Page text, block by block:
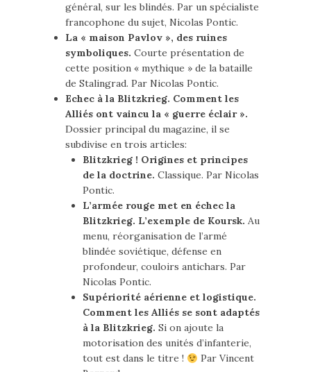
général, sur les blindés. Par un spécialiste
francophone du sujet, Nicolas Pontic.
La « maison Pavlov », des ruines
symboliques. Courte présentation de
cette position « mythique » de la bataille
de Stalingrad. Par Nicolas Pontic.
Echec à la Blitzkrieg. Comment les
Alliés ont vaincu la « guerre éclair ».
Dossier principal du magazine, il se
subdivise en trois articles:
Blitzkrieg ! Origines et principes
de la doctrine. Classique. Par Nicolas
Pontic.
L’armée rouge met en échec la
Blitzkrieg. L’exemple de Koursk. Au
menu, réorganisation de l’armé
blindée soviétique, défense en
profondeur, couloirs antichars. Par
Nicolas Pontic.
Supériorité aérienne et logistique.
Comment les Alliés se sont adaptés
à la Blitzkrieg. Si on ajoute la
motorisation des unités d’infanterie,
tout est dans le titre !
Par Vincent